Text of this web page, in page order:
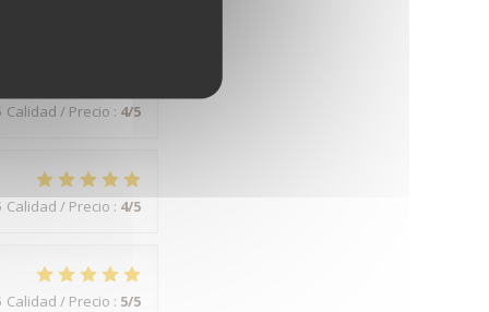
Calidad / Precio : 4/5
Calidad / Precio : 4/5
Calidad / Precio : 5/5